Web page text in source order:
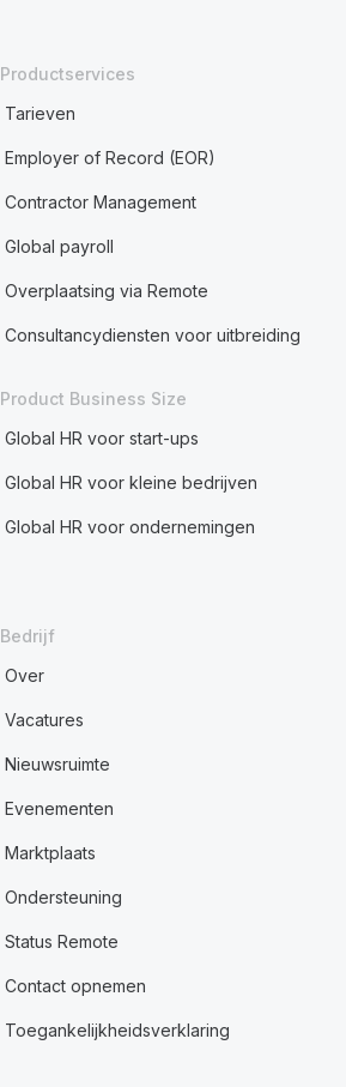
Productservices
Tarieven
Employer of Record (EOR)
Contractor Management
Global payroll
Overplaatsing via Remote
Consultancydiensten voor uitbreiding
Product Business Size
Global HR voor start-ups
Global HR voor kleine bedrijven
Global HR voor ondernemingen
Bedrijf
Over
Vacatures
Nieuwsruimte
Evenementen
Marktplaats
Ondersteuning
Status Remote
Contact opnemen
Toegankelijkheidsverklaring